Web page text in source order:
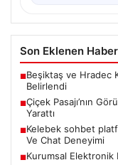
Son Eklenen
■Beşiktaş ve Hradec
Belirlendi
■Çiçek Pasajı’nın
Yarattı
■Kelebek sohbet
Ve Chat Deneyimi
■Kurumsal